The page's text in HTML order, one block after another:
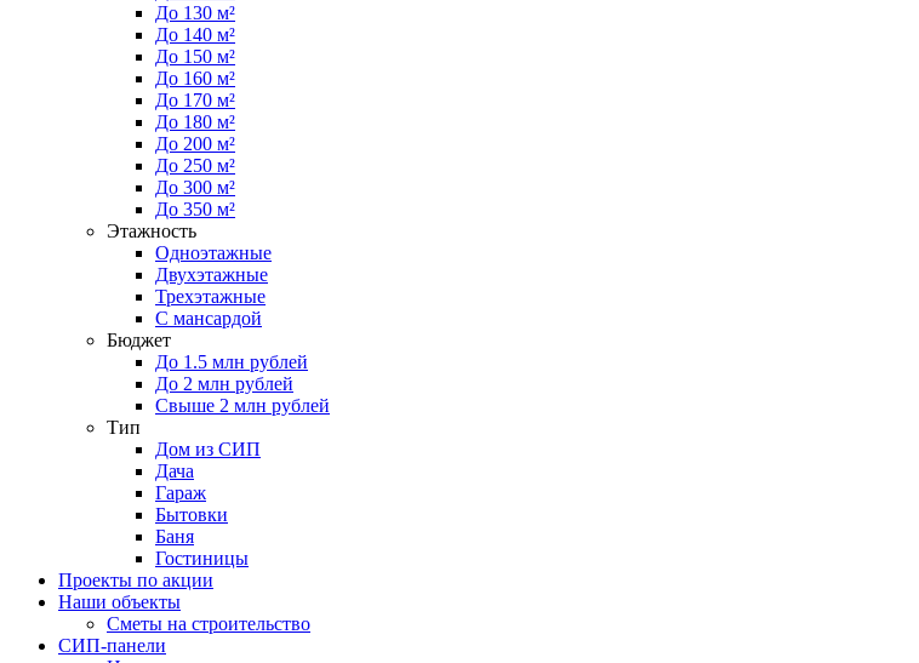
До 130 м²
До 140 м²
До 150 м²
До 160 м²
До 170 м²
До 180 м²
До 200 м²
До 250 м²
До 300 м²
До 350 м²
Этажность
Одноэтажные
Двухэтажные
Трехэтажные
С мансардой
Бюджет
До 1.5 млн рублей
До 2 млн рублей
Свыше 2 млн рублей
Тип
Дом из СИП
Дача
Гараж
Бытовки
Баня
Гостиницы
Проекты по акции
Наши объекты
Сметы на строительство
СИП-панели